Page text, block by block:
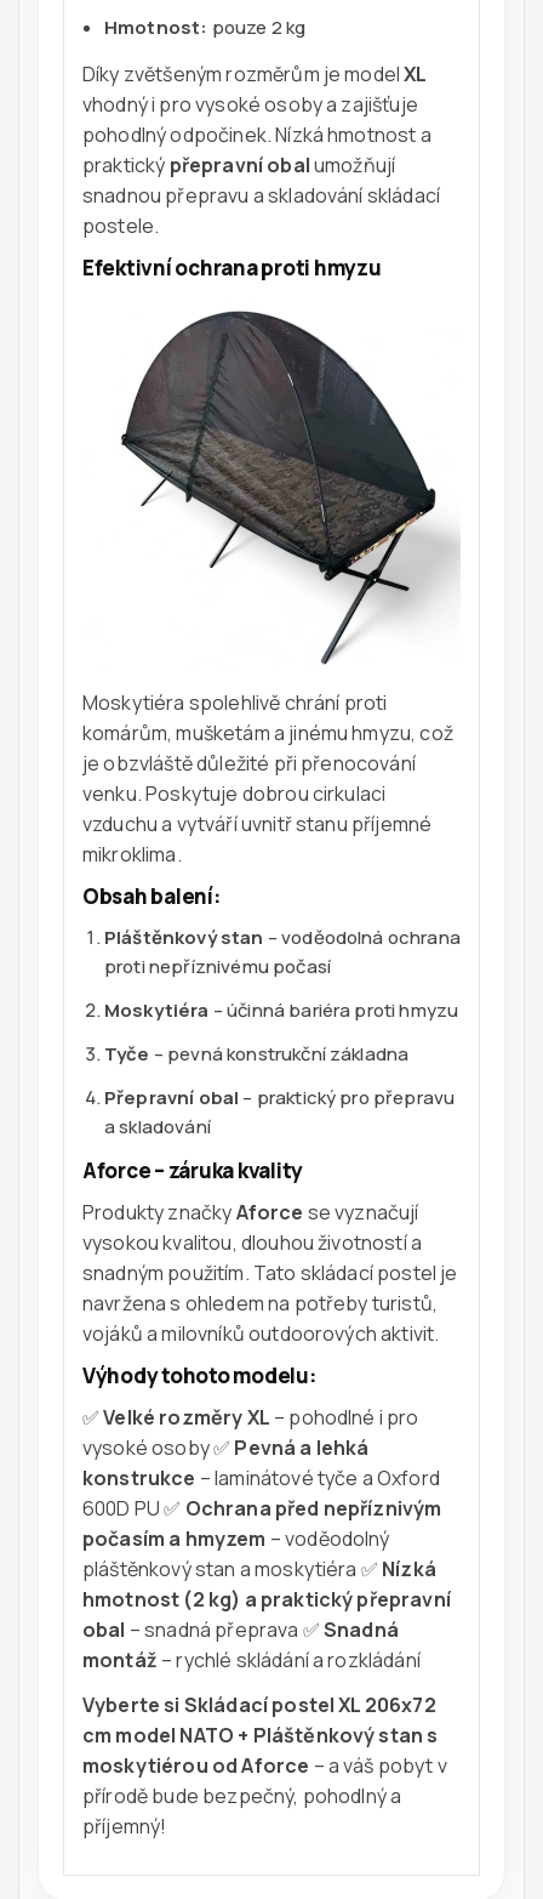
Hmotnost: pouze 2 kg
Díky zvětšeným rozměrům je modelXL
vhodný i pro vysoké osoby a zajišťuje
pohodlný odpočinek. Nízká hmotnost a
praktický přepravní obalumožňují
snadnou přepravu a skladování skládací
postele.
Efektivní ochrana proti hmyzu
Moskytiéra spolehlivě chrání proti
komárům, mušketám a jinému hmyzu, což
je obzvláště důležité při přenocování
venku. Poskytuje dobrou cirkulaci
vzduchu a vytváří uvnitř stanu příjemné
mikroklima.
Obsah balení:
Pláštěnkový stan – voděodolná ochrana
proti nepříznivému počasí
Moskytiéra – účinná bariéra proti hmyzu
Tyče – pevná konstrukční základna
Přepravní obal – praktický pro přepravu
a skladování
Aforce – záruka kvality
Produkty značkyAforce se vyznačují
vysokou kvalitou, dlouhou životností a
snadným použitím. Tato skládací postel je
navržena s ohledem na potřeby turistů,
vojáků a milovníků outdoorových aktivit.
Výhody tohoto modelu:
✅Velké rozměry XL – pohodlné i pro
vysoké osoby ✅ Pevná a lehká
konstrukce – laminátové tyče a Oxford
600D PU ✅ Ochrana před nepříznivým
počasím a hmyzem – voděodolný
pláštěnkový stan a moskytiéra ✅ Nízká
hmotnost (2 kg) a praktický přepravní
obal – snadná přeprava ✅Snadná
montáž – rychlé skládání a rozkládání
Vyberte si Skládací postel XL 206x72
cm model NATO + Pláštěnkový stan s
moskytiérou od Aforce – a váš pobyt v
přírodě bude bezpečný, pohodlný a
příjemný!